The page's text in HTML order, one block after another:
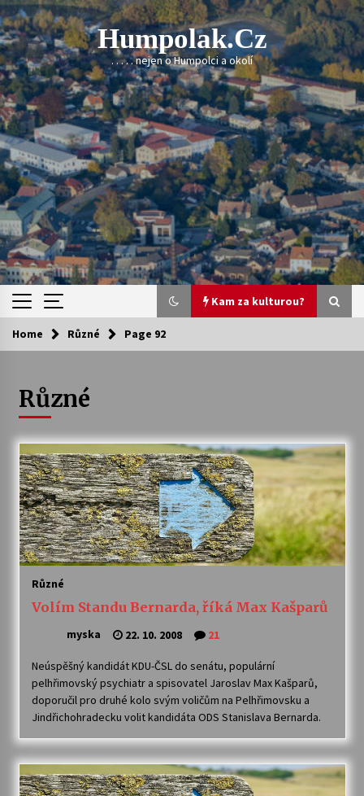
Skip
to
content
Humpolak.cz
. . . . . nejen o Humpolci a okolí
Kam za kulturou?
Kam za kulturou?
Vernisáž výstavy Josefíny Duškové: Stávám se
kapkou
30. 7. 2026
Veselí muzikanti
30. 7. 2026
Pozvánka na integrační festival Quijotova
šedesátka: 28. 7.–1. 8. 2026
Letní koncerty ve Stromovce: Kolchoz a
Jenakaši
28. 7. 2026
Votavžatský ploty
23. 7. 2026
Home Různé Page 92
Různé
Různé
Volím Standu Bernarda, říká Max Kašparů
myska 22. 10. 2008 21
Neúspěšný kandidát KDU-ČSL do senátu, populární
pelhřimovský psychiatr a spisovatel Jaroslav Max Kašparů,
doporučil pro druhé kolo svým voličům na Pelhřimovsku a
Jindřichohradecku volit kandidáta ODS Stanislava Bernarda.